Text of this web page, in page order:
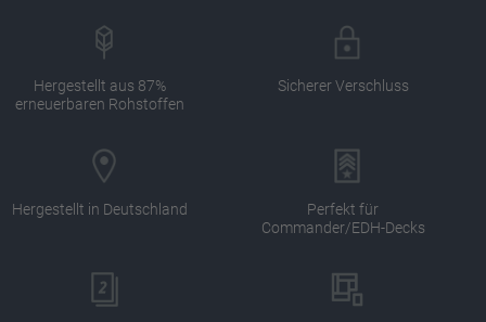
Hergestellt aus 87%
erneuerbaren Rohstoffen
Sicherer Verschluss
Hergestellt in Deutschland
Perfekt für
Commander/EDH-Decks